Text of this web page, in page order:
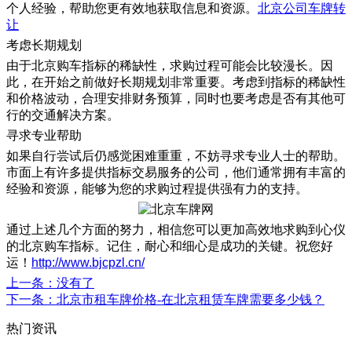
个人经验，帮助您更有效地获取信息和资源。 北京公司车牌转
让
考虑长期规划
由于北京购车指标的稀缺性，求购过程可能会比较漫长。因
此，在开始之前做好长期规划非常重要。考虑到指标的稀缺性
和价格波动，合理安排财务预算，同时也要考虑是否有其他可
行的交通解决方案。
寻求专业帮助
如果自行尝试后仍感觉困难重重，不妨寻求专业人士的帮助。
市面上有许多提供指标交易服务的公司，他们通常拥有丰富的
经验和资源，能够为您的求购过程提供强有力的支持。
通过上述几个方面的努力，相信您可以更加高效地求购到心仪
的北京购车指标。记住，耐心和细心是成功的关键。祝您好
运！ http://www.bjcpzl.cn/
上一条 ：没有了
下一条 ：北京市租车牌价格-在北京租赁车牌需要多少钱？
热门资讯